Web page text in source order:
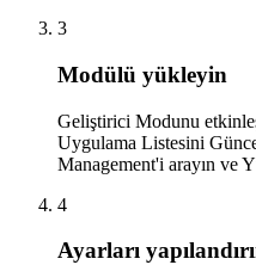
3
Modülü yükleyin
Geliştirici Modunu
Uygulama Listesini
Management'i arayın ve
4
Ayarları